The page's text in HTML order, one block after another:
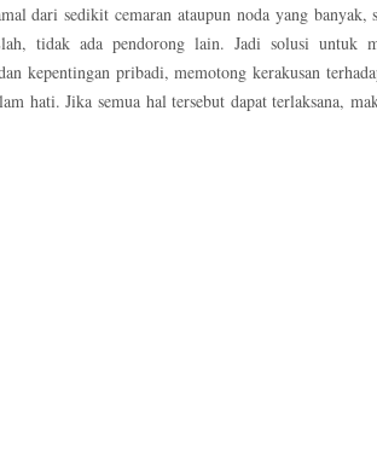
dari sedikit cemaran ataupun noda yang banyak,
tidak ada pendorong lain. Jadi solusi untuk
kepentingan pribadi, memotong kerakusan
hati. Jika semua hal tersebut dapat terlaksana,